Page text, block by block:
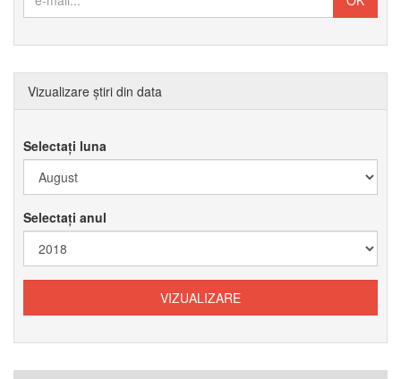
Vizualizare știri din data
Selectați luna
Selectați anul